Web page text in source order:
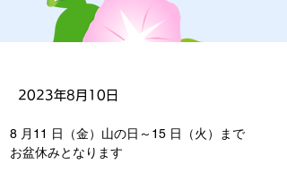
2023年8月10日
8 月11 日（金）山の日～15 日（火）まで
お盆休みとなります